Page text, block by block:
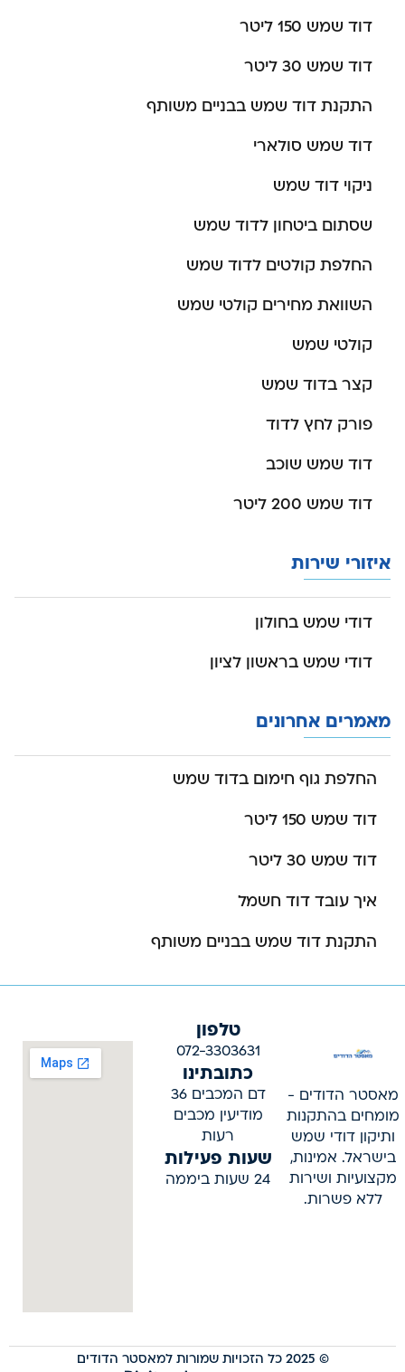
דוד שמש 150 ליטר
דוד שמש 30 ליטר
התקנת דוד שמש בבניים משותף
דוד שמש סולארי
ניקוי דוד שמש
שסתום ביטחון לדוד שמש
החלפת קולטים לדוד שמש
השוואת מחירים קולטי שמש
קולטי שמש
קצר בדוד שמש
פורק לחץ לדוד
דוד שמש שוכב
דוד שמש 200 ליטר
איזורי שירות
דודי שמש בחולון
דודי שמש בראשון לציון
מאמרים אחרונים
החלפת גוף חימום בדוד שמש
דוד שמש 150 ליטר
דוד שמש 30 ליטר
איך עובד דוד חשמל
התקנת דוד שמש בבניים משותף
מאסטר הדודים -
מומחים בהתקנות
ותיקון דודי שמש
בישראל. אמינות,
מקצועיות ושירות
ללא פשרות.
טלפון
072-3303631
כתובתינו
דם המכבים 36
מודיעין מכבים
רעות
שעות פעילות
24 שעות ביממה
© 2025 כל הזכויות שמורות למאסטר הדודים